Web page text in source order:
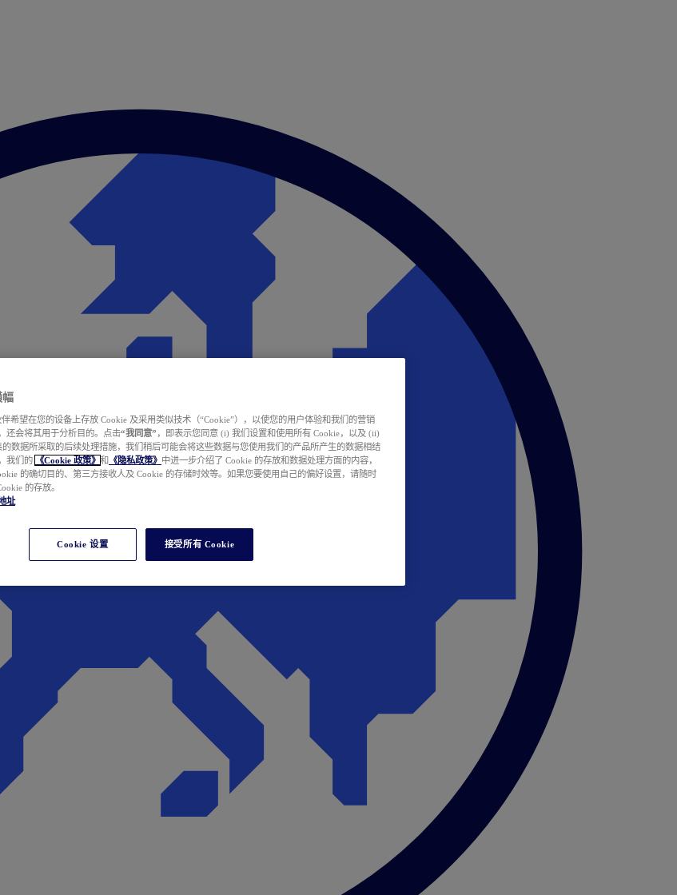
幅
伴希望在您的设备上存放 Cookie 及采用类似技术（“Cookie”），以使您的用户体验和我们的营销
还会将其用于分析目的。点击“我同意” ，即表示您同意 (i) 我们设置和使用所有 Cookie，以及 (ii)
数据所采取的后续处理措施，我们稍后可能会将这些数据与您使用我们的产品所产生的数据相结
我们的
《Cookie 政策》 和 《隐私政策》 中进一步介绍了 Cookie 的存放和数据处理方面的内容，
的确切目的、第三方接收人及 Cookie 的存储时效等。如果您要使用自己的偏好设置，请随时
的存放。
址
Cookie 设置 接受所有 Cookie